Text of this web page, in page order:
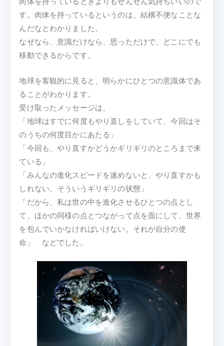
す。肉体を持っているというのは、結構不便なことな
んだなとわかりました。
なぜなら、意識だけなら、思っただけで、どこにでも
移動できるからです。
地球を客観的に見ると、明らかにひとつの意識体であ
ることがわかります。
受け取ったメッセージは、
「地球はすでに何度もやり直しをしていて、今回はそ
のうちの何度目かにあたる」
「今回も、やり直すかどうかギリギリのところまで来
ている」
「みんなの進化スピードを速めないと、やり直すかも
しれない。そういうギリギリの状態」
「だから、私は世の中を進化させるひとつの点とし
て、ほかの同様の点とつながって点を面にして、世界
を包んでいかなければいけない。それが自分の使
命」 などでした。